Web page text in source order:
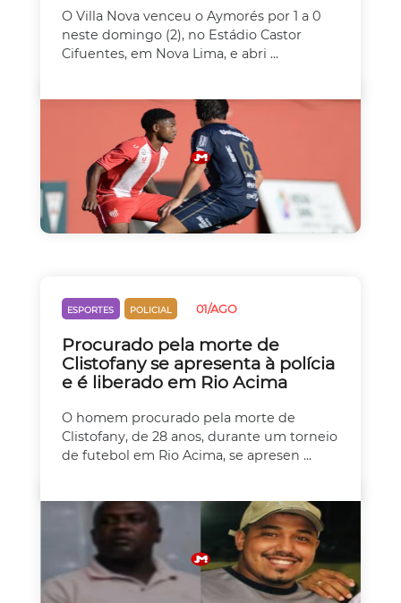
O Villa Nova venceu o Aymorés por 1 a 0
neste domingo (2), no Estádio Castor
Cifuentes, em Nova Lima, e abri ...
ESPORTES POLICIAL 01/AGO
Procurado pela morte de
Clistofany se apresenta à polícia
e é liberado em Rio Acima
O homem procurado pela morte de
Clistofany, de 28 anos, durante um torneio
de futebol em Rio Acima, se apresen ...